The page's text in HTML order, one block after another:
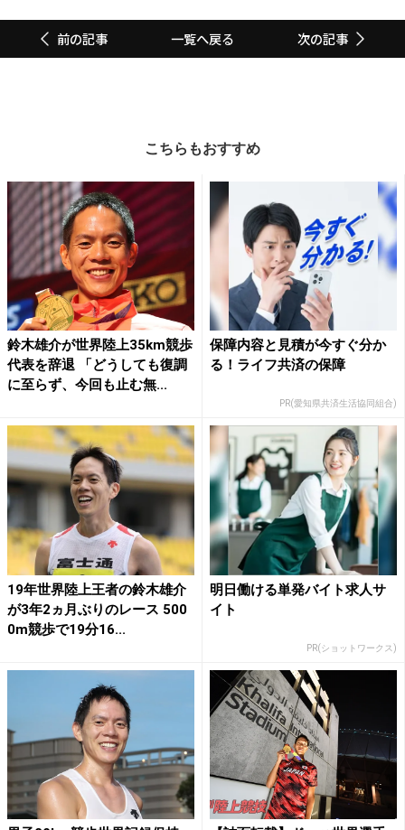
前の記事 一覧へ戻る 次の記事
こちらもおすすめ
鈴木雄介が世界陸上35km競歩
代表を辞退 「どうしても復調
に至らず、今回も止む無...
保障内容と見積が今すぐ分か
る！ライフ共済の保障
PR(愛知県共済生活協同組合)
19年世界陸上王者の鈴木雄介
が3年2ヵ月ぶりのレース 500
0m競歩で19分16...
明日働ける単発バイト求人サ
イト
PR(ショットワークス)